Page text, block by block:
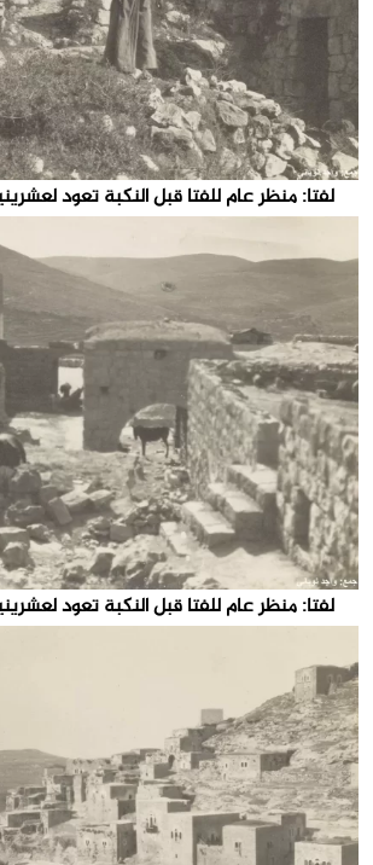
لفتا: منظر عام للفتا قبل النكبة تعود
لفتا: منظر عام للفتا قبل النكبة تعود